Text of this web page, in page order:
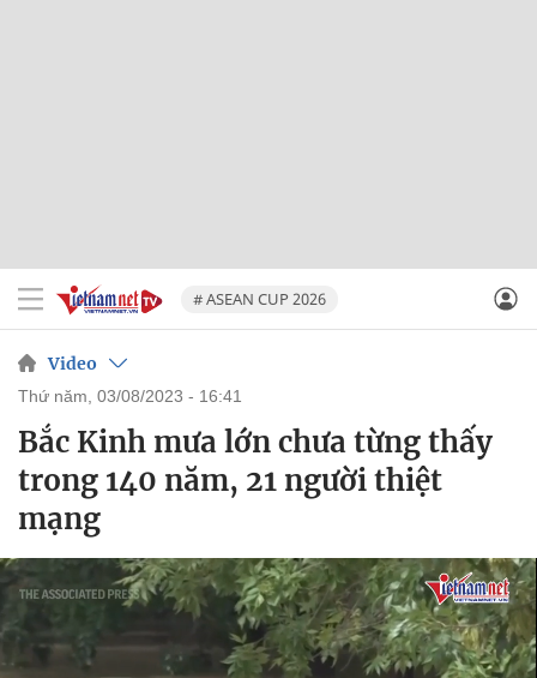
# ASEAN CUP 2026
Video
thứ năm, 03/08/2023 - 16:41
Bắc Kinh mưa lớn chưa từng thấy
trong 140 năm, 21 người thiệt
mạng